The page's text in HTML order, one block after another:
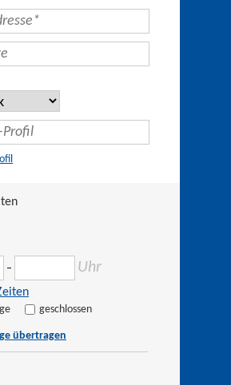
– Uhr
geschlossen
übertragen